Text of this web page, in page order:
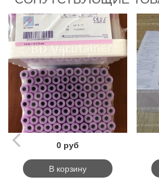
0 руб
В корзину